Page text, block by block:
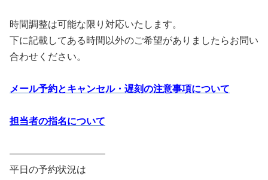
時間調整は可能な限り対応いたします。
下に記載してある時間以外のご希望がありましたらお問い
合わせください。
メール予約とキャンセル・遅刻の注意事項について
担当者の指名について
――――――――――
平日の予約状況は